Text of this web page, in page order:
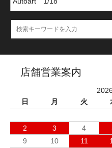
店舗営業案内
日
月 火
2
3 4
9
10 11